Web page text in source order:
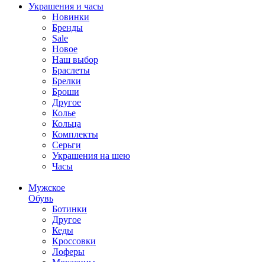
Украшения и часы
Новинки
Бренды
Sale
Новое
Наш выбор
Браслеты
Брелки
Броши
Другое
Колье
Кольца
Комплекты
Серьги
Украшения на шею
Часы
Мужское
Обувь
Ботинки
Другое
Кеды
Кроссовки
Лоферы